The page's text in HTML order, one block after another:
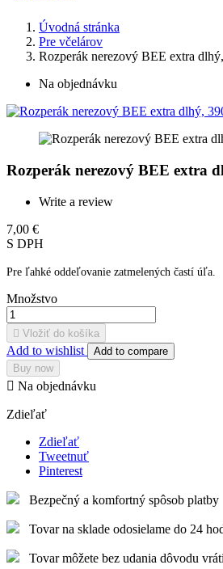
Úvodná stránka
Pre včelárov
Rozperák nerezový BEE extra
Na objednávku
Rozperák nerezový BEE extra
Write a review
7,00 €
S DPH
Pre ľahké oddeľovanie zatmelených častí úľa.
Množstvo
 Vložiť do košíka
Add to wishlist
Add to compare
Buy now
 Na objednávku
Zdieľať
Zdieľať
Tweetnuť
Pinterest
Bezpečný a komfortný spôsob platby
Tovar na sklade odosielame do 24
Tovar môžete bez udania dôvodu